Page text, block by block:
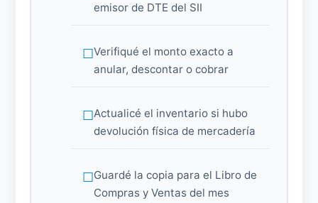
emisor de DTE del SII
Verifiqué el monto exacto a
anular, descontar o cobrar
Actualicé el inventario si hubo
devolución física de mercadería
Guardé la copia para el Libro de
Compras y Ventas del mes